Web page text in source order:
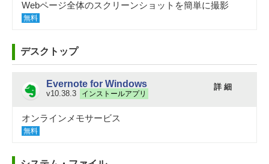
Webページ全体のスクリーンショットを簡単に撮影
無料
デスクトップ
Evernote for Windows
v10.38.3 インストールアプリ
詳 細
オンラインメモサービス
無料